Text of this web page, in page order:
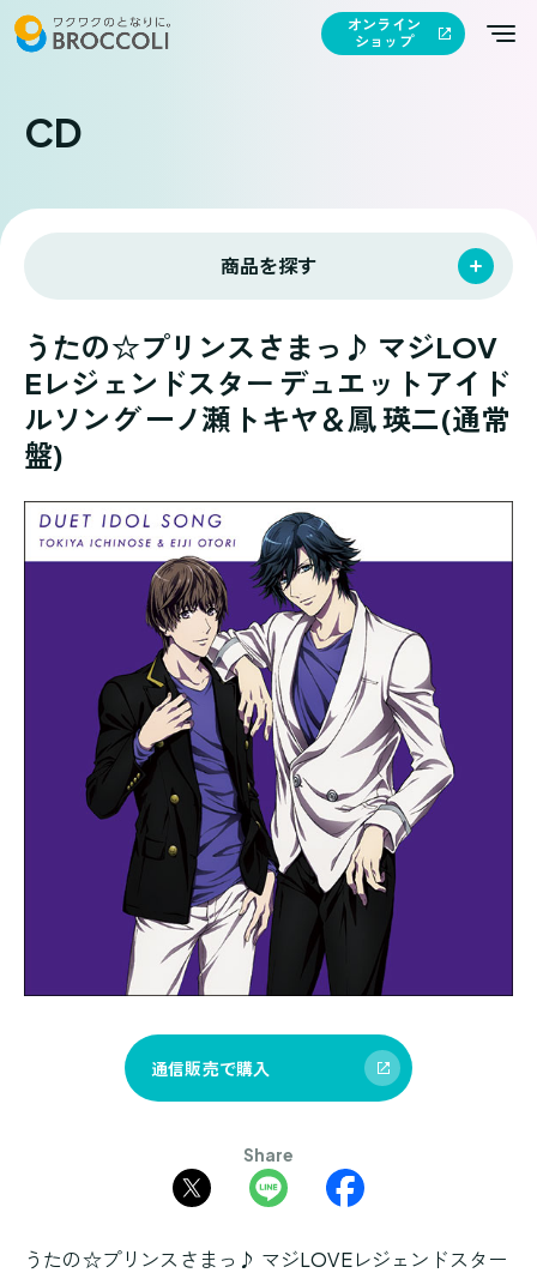
オンライン
ショップ
CD
商品を探す
うたの☆プリンスさまっ♪ マジLOV
Eレジェンドスター デュエットアイド
ルソング 一ノ瀬トキヤ＆鳳 瑛二(通常
盤)
通信販売で購入
Share
うたの☆プリンスさまっ♪ マジLOVEレジェンドスター